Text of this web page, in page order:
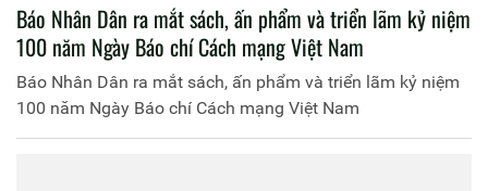
Báo Nhân Dân ra mắt sách, ấn phẩm và triển lãm kỷ niệm
100 năm Ngày Báo chí Cách mạng Việt Nam
Báo Nhân Dân ra mắt sách, ấn phẩm và triển lãm kỷ niệm
100 năm Ngày Báo chí Cách mạng Việt Nam